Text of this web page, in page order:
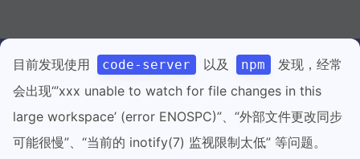
目前发现使用 code-server 以及 npm
发现，经常
会出现“’xxx unable to watch for file changes in this
large workspace’ (error ENOSPC)”、“外部文件更改同步
可能很慢”、“当前的 inotify(7) 监视限制太低” 等问题。